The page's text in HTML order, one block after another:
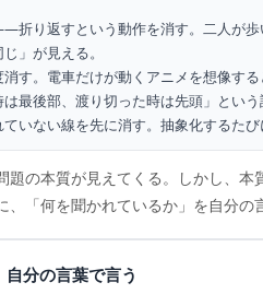
折り返すという動作を消す。二人が
」が見える。
す。電車だけが動くアニメを想像す
最後部、渡り切った時は先頭」という
いない線を先に消す。抽象化するたび
題の本質が見えてくる。しかし、
「何を聞かれているか」を自分の
分の言葉で言う